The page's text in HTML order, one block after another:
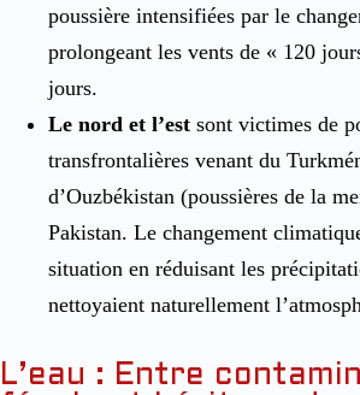
poussière intensifiées par le
prolongeant les vents de « 120
jours.
Le nord et l’est sont victimes de
transfrontalières venant du
d’Ouzbékistan (poussières de la
Pakistan. Le changement
situation en réduisant les
nettoyaient naturellement
L’eau : Entre